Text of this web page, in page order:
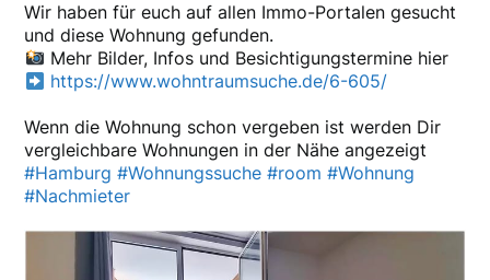
Wir haben für euch auf allen Immo-Portalen gesucht
und diese Wohnung gefunden.
Mehr Bilder, Infos und Besichtigungstermine hier
https://www.wohntraumsuche.de/6-605/
Wenn die Wohnung schon vergeben ist werden Dir
vergleichbare Wohnungen in der Nähe angezeigt
#Hamburg #Wohnungssuche #room #Wohnung
#Nachmieter